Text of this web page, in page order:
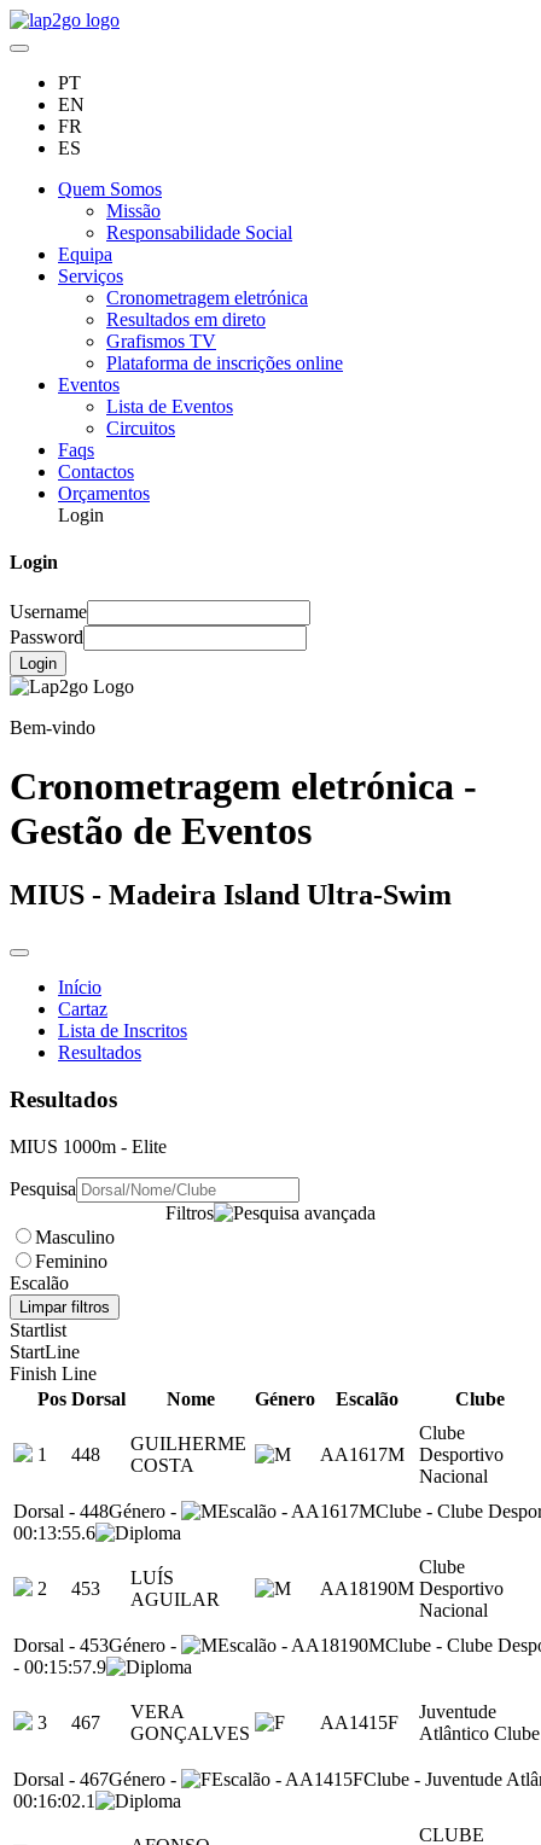
PT
EN
FR
ES
Quem Somos
Missão
Responsabilidade Social
Equipa
Serviços
Cronometragem eletrónica
Resultados em direto
Grafismos TV
Plataforma de inscrições online
Eventos
Lista de Eventos
Circuitos
Faqs
Contactos
Orçamentos
Login
Login
Username
Password
Login
Bem-vindo
Cronometragem eletrónica -
Gestão de Eventos
MIUS - Madeira Island Ultra-Swim
Início
Cartaz
Lista de Inscritos
Resultados
Resultados
MIUS 1000m - Elite
Pesquisa
Filtros
Masculino
Feminino
Escalão
Limpar filtros
Startlist
StartLine
Finish Line
Pos Dorsal Nome Género Escalão Clube
1 448
GUILHERME
COSTA
AA1617M
Clube
Desportivo
Nacional
Dorsal - 448Género - Escalão - AA1617MClube - Clube
00:13:55.6
2 453
LUÍS
AGUILAR
AA18190M
Clube
Desportivo
Nacional
Dorsal - 453Género - Escalão - AA18190MClube - Clube
- 00:15:57.9
3 467
VERA
GONÇALVES
AA1415F
Juventude
Atlântico Clube
Dorsal - 467Género - Escalão - AA1415FClube - Juventude
00:16:02.1
CLUBE